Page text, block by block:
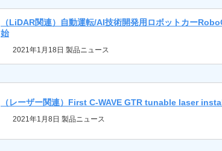
（LiDAR関連）自動運転/AI技術開発用ロボットカー
始
2021年1月18日 製品ニュース
（レーザー関連）First C-WAVE GTR tunable laser
2021年1月8日 製品ニュース